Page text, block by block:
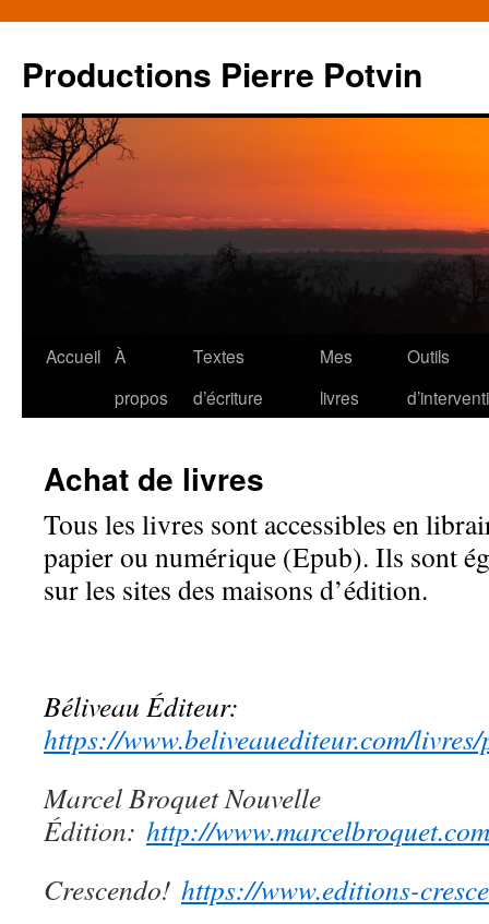
Productions Pierre Potvin
Aller
Accueil À
propos
Textes
d’écriture
Mes
livres
Outils
Achat de livres
Tous les livres sont accessibles en
papier ou numérique (Epub). Ils sont
sur les sites des maisons d’édition.
Béliveau Éditeur:
https://www.beliveauediteur.com/
Marcel Broquet Nouvelle
Édition: http://
Crescendo! https://www.editions-